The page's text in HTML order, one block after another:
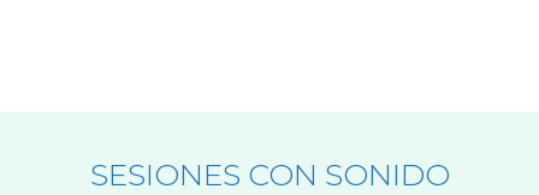
SESIONES CON SONIDO